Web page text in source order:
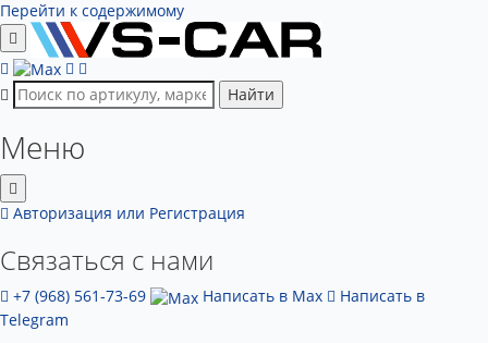
Перейти к содержимому
Найти
Меню
Авторизация или Регистрация
Связаться с нами
+7 (968) 561-73-69 Написать в Max
Написать в
Telegram